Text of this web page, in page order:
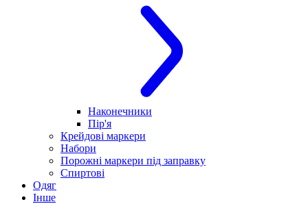
Наконечники
Пір'я
Крейдові маркери
Набори
Порожні маркери під заправку
Спиртові
Одяг
Інше